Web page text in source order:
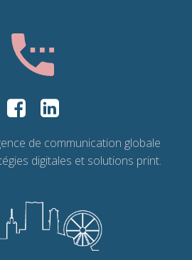
de communication globale
digitales et solutions print.